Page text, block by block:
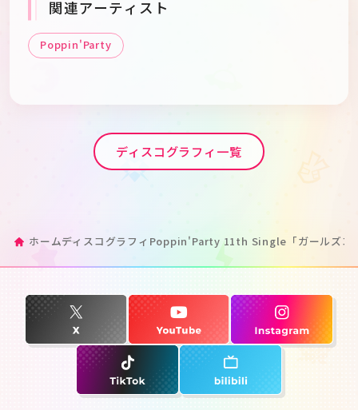
関連アーティスト
Poppin'Party
ディスコグラフィ一覧
ホームディスコグラフィ Poppin'Party 11th Single「ガールズコ